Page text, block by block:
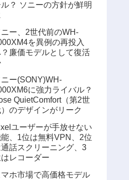
？ ソニーの方針が鮮明
ニー、2世代前のWH-
を異例の再投入
廉価モデルとして復活
ニー(SONY)WH-
に強力ライバル？
QuietComfort（第2世
のデザインがリーク
ユーザーが手放せない
、1位は無料VPN、2位
通話スクリーニング、3
レコーダー
マホ市場で高価格モデル